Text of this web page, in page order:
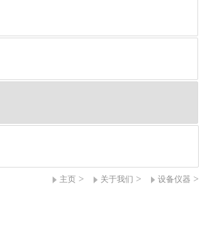
主页 > 关于我们 > 设备仪器 >